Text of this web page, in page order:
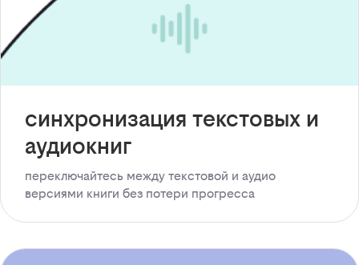
синхронизация текстовых и
аудиокниг
переключайтесь между текстовой и аудио
версиями книги без потери прогресса